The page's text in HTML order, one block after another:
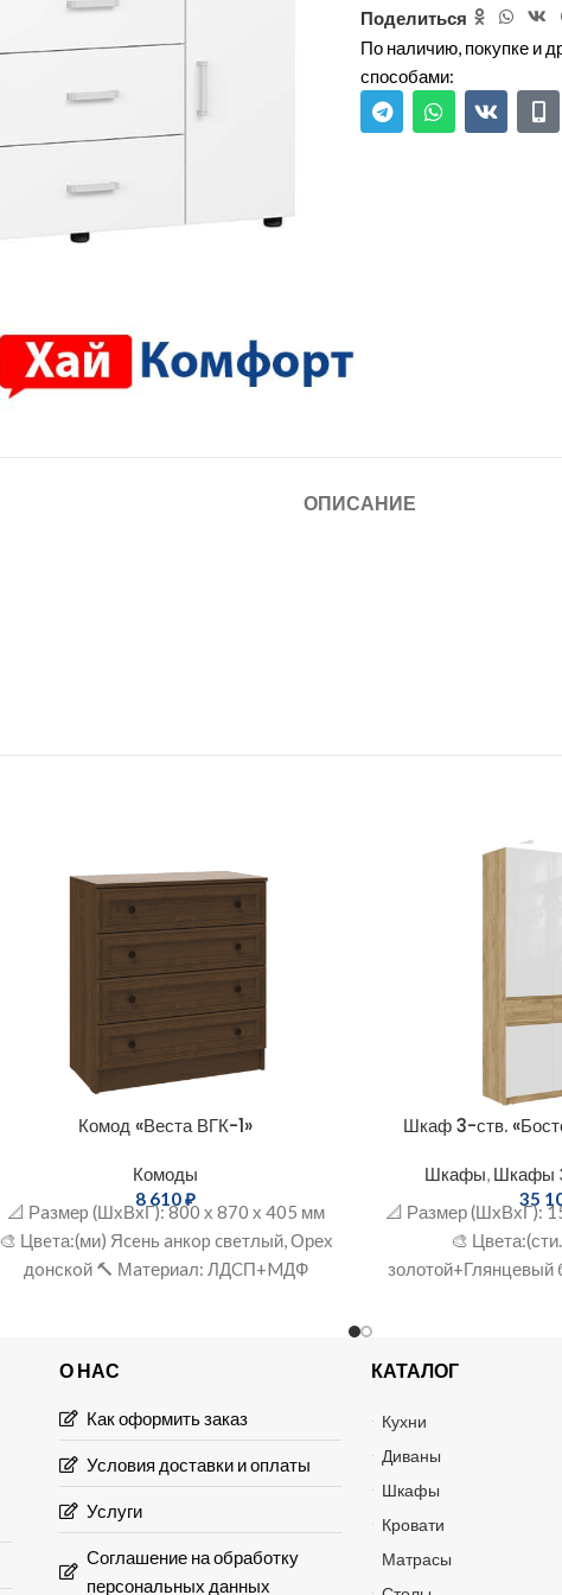
Поделиться
По наличию, покупке и
способами:
ОПИСАНИЕ
Комод «Веста ВГК-1»
Комоды
8 610₽
📐 Рaзмеp (ШхВxГ): 800 х 870 х 405 мм
🎨 Цвeта:(ми) Яceнь aнкop cвeтлый, Орех
дoнскoй 🔨 Мaтериaл: ЛДCП+MДФ
Шкаф 3-ств.
Шкафы, Шкафы
35
📐 Размер (ШxВхГ):
🎨
О НАС
Как оформить заказ
Условия доставки и оплаты
Услуги
Соглашение на обработку
персональных данных
КАТАЛОГ
Кухни
Диваны
Шкафы
Кровати
Матрасы